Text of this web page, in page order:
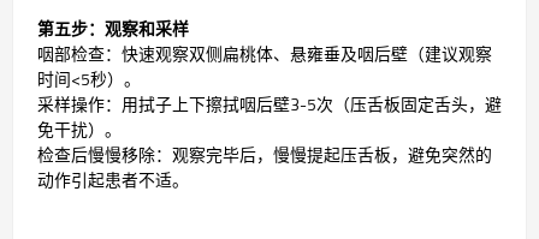
第五步：观察和采样
咽部检查：快速观察双侧扁桃体、悬雍垂及咽后壁（建议观察
时间<5秒）。
采样操作：用拭子上下擦拭咽后壁3-5次（压舌板固定舌头，避
免干扰）。
检查后慢慢移除：观察完毕后，慢慢提起压舌板，避免突然的
动作引起患者不适。